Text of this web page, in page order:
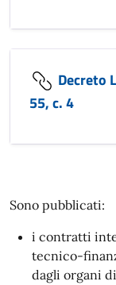
Decreto
55, c. 4
Sono pubblicati:
i contratti
tecnico-
dagli organi